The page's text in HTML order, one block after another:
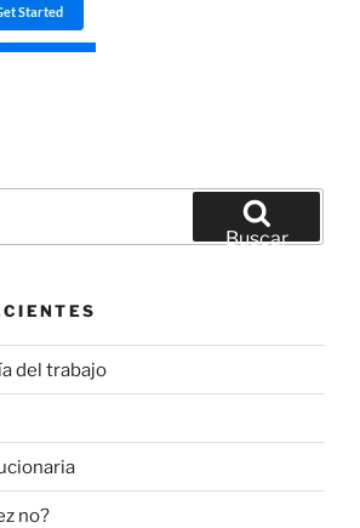
Buscar
del trabajo
no?